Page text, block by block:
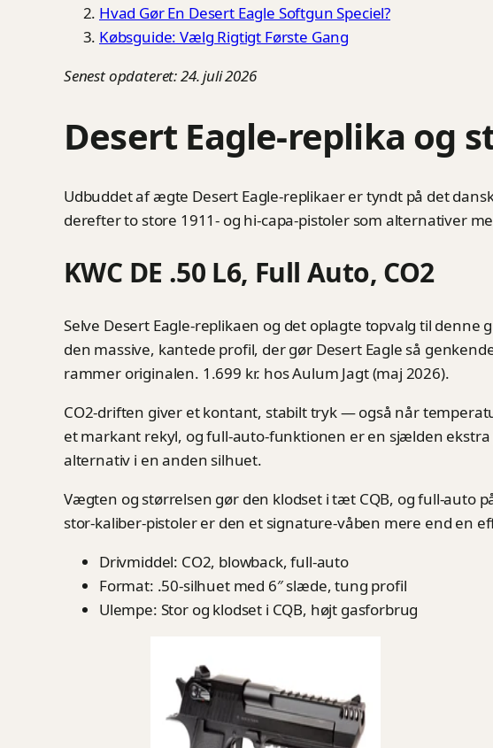
Hvad Gør En Desert Eagle Softgun Speciel?
Købsguide: Vælg Rigtigt Første Gang
Senest opdateret: 24. juli 2026
Desert Eagle-replika og
Udbuddet af ægte Desert Eagle-replikaer er tyndt på det
derefter to store 1911- og hi-capa-pistoler som alternativer
KWC DE .50 L6, Full Auto, CO2
Selve Desert Eagle-replikaen og det oplagte topvalg til
den massive, kantede profil, der gør Desert Eagle så
rammer originalen. 1.699 kr. hos Aulum Jagt (maj 2026).
CO2-driften giver et kontant, stabilt tryk — også når
et markant rekyl, og full-auto-funktionen er en sjælden
alternativ i en anden silhuet.
Vægten og størrelsen gør den klodset i tæt CQB, og full-auto
stor-kaliber-pistoler er den et signature-våben mere end en
Drivmiddel: CO2, blowback, full-auto
Format: .50-silhuet med 6″ slæde, tung profil
Ulempe: Stor og klodset i CQB, højt gasforbrug